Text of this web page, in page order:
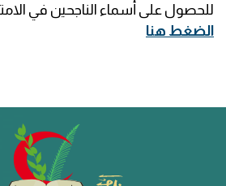
للحصول على أسماء الناجحين في
الضغط هنا